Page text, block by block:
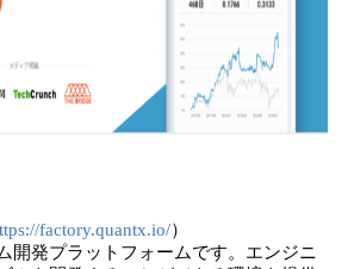
factory.quantx.io/）
開発プラットフォームです。エンジニ